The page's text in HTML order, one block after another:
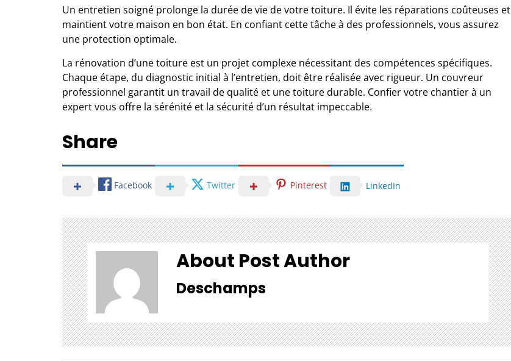
Un entretien soigné prolonge la durée de vie de votre toiture. Il évite les réparations coûteuses et
maintient votre maison en bon état. En confiant cette tâche à des professionnels, vous assurez
une protection optimale.
La rénovation d’une toiture est un projet complexe nécessitant des compétences spécifiques.
Chaque étape, du diagnostic initial à l’entretien, doit être réalisée avec rigueur. Un couvreur
professionnel garantit un travail de qualité et une toiture durable. Confier votre chantier à un
expert vous offre la sérénité et la sécurité d’un résultat impeccable.
Share
Facebook Twitter Pinterest LinkedIn
About Post Author
Deschamps